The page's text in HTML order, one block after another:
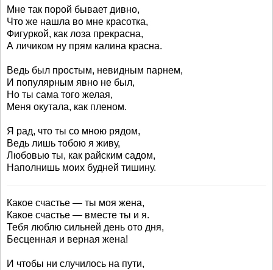
Мне так порой бывает дивно,
Что же нашла во мне красотка,
Фигуркой, как лоза прекрасна,
А личиком ну прям калина красна.
Ведь был простым, невидным парнем,
И популярным явно не был,
Но ты сама того желая,
Меня окутала, как пленом.
Я рад, что ты со мною рядом,
Ведь лишь тобою я живу,
Любовью ты, как райским садом,
Наполнишь моих будней тишину.
Какое счастье — ты моя жена,
Какое счастье — вместе ты и я.
Тебя люблю сильней день ото дня,
Бесценная и верная жена!
И чтобы ни случилось на пути,